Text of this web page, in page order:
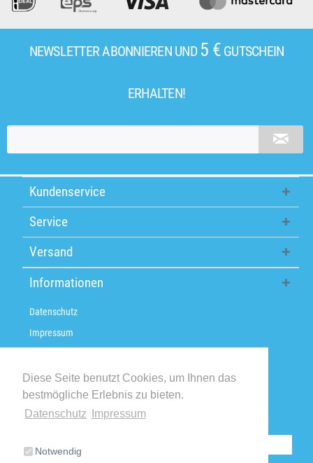
Diese Seite benutzt Cookies, um Ihnen das
bestmögliche Erlebnis zu bieten.
Datenschutz
Impressum
Notwendig
NEWSLETTER ABONNIEREN UND 5 €GUTSCHEIN
ERHALTEN!
Kundenservice
Service
Informationen
Datenschutz
Impressum
Versandkosten / Lieferzeiten
Widerrufsbelehrung
Retoure
Versand